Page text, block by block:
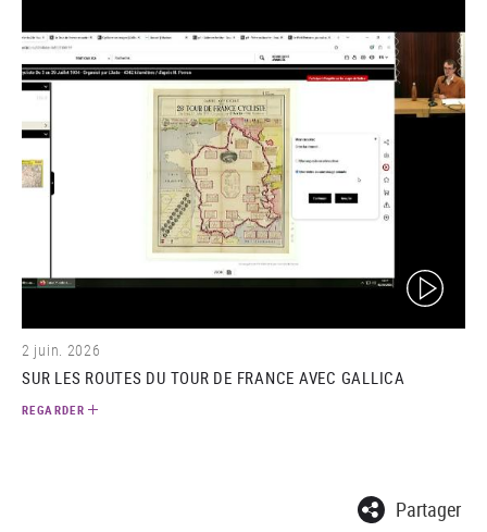
(video)
2 juin. 2026
SUR LES ROUTES DU TOUR DE FRANCE AVEC GALLICA
REGARDER
Partager